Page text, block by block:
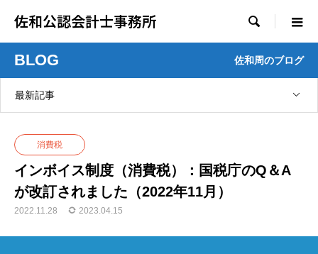
佐和公認会計士事務所 
BLOG 佐和周のブログ
最新記事
消費税
インボイス制度（消費税）：国税庁のQ＆A
が改訂されました（2022年11月）
2022.11.28 2023.04.15